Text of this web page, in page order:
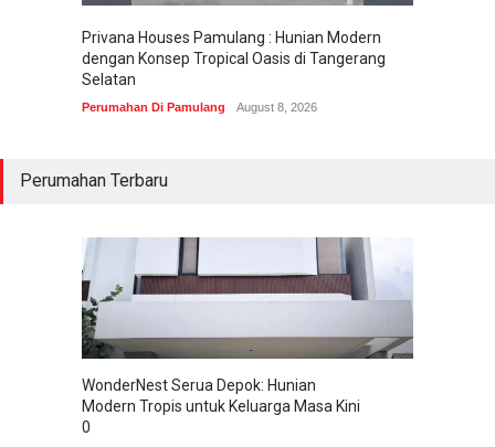
Privana Houses Pamulang : Hunian Modern
dengan Konsep Tropical Oasis di Tangerang
Selatan
Perumahan Di Pamulang August 8, 2026
Perumahan Terbaru
WonderNest Serua Depok: Hunian
Modern Tropis untuk Keluarga Masa Kini
0